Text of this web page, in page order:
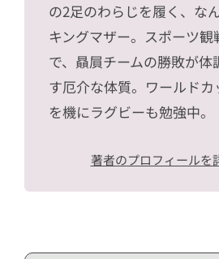
の2足のわらじを履く、な
キングマザー。スポーツ
で、贔屓チームの勝敗が
す厄介な体質。ワールド
を機にラグビーも勉強中。
著者のプロフィールを